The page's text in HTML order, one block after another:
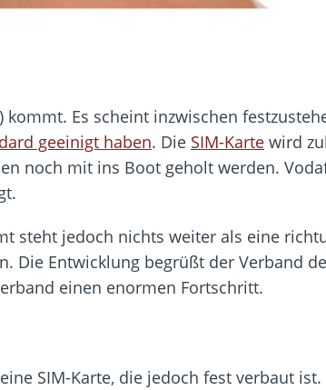
kommt. Es scheint inzwischen
geeinigt haben. Die SIM-Karte wird
noch mit ins Boot geholt werden.
steht jedoch nichts weiter als eine
Die Entwicklung begrüßt der Verband
einen enormen Fortschritt.
SIM-Karte, die jedoch fest verbaut